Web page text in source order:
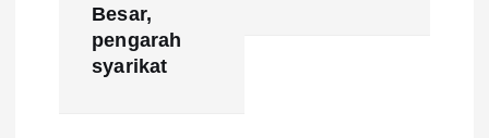
Besar,
pengarah
syarikat